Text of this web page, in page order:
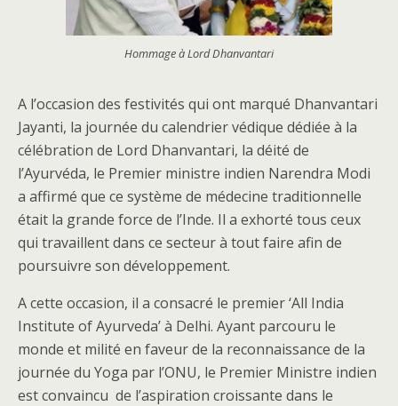
Hommage à Lord Dhanvantari
A l’occasion des festivités qui ont marqué Dhanvantari
Jayanti, la journée du calendrier védique dédiée à la
célébration de Lord Dhanvantari, la déité de
l’Ayurvéda, le Premier ministre indien Narendra Modi
a affirmé que ce système de médecine traditionnelle
était la grande force de l’Inde. Il a exhorté tous ceux
qui travaillent dans ce secteur à tout faire afin de
poursuivre son développement.
A cette occasion, il a consacré le premier ‘All India
Institute of Ayurveda’ à Delhi. Ayant parcouru le
monde et milité en faveur de la reconnaissance de la
journée du Yoga par l’ONU, le Premier Ministre indien
est convaincu de l’aspiration croissante dans le